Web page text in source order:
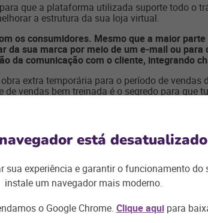
que a plataforma utilizada suporte todo o
a estrutura da sua loja virtual.
os consumidores. Mesmo que a maior
da sua marca por meio de um e-mail ou
da comunicação com o cliente, integrando
extra temporária para o período de
vendas bem treinada é o segredo para que
os produtos disponíveis a fim de informar
muitas equipes trabalharem 24 horas
o trabalho nesse período.
mais importante do ano no que se refere à
qualquer segmento.
está
sua experiência e garantir o funcionamento do
instale um navegador mais moderno.
o Google Chrome. Clique aquipara